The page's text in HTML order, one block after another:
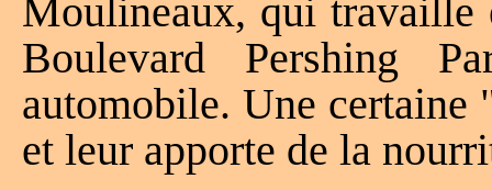
Moulineaux, qui travaille
Boulevard Pershing
automobile. Une
et leur apporte de la